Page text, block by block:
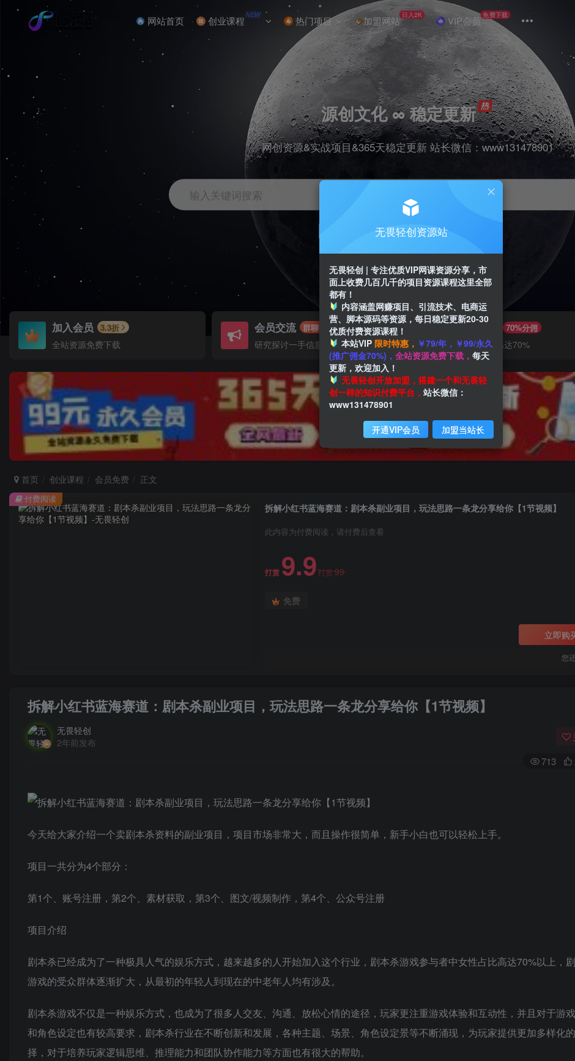
网站首页 创业课程 NEW 热门项目 加盟网站 日入2K VIP会员 免费下载
源创文化 ∞ 稳定更新
网创资源&实战项目&365天稳定更新 站长微信：www131478901
输入关键词搜索
引流 剪辑 短视频
加入会员 3.3折
全站资源免费下载
会员交流 群聊
研究探讨一手信息差
推广赚钱 70%分佣
推广返佣高达70%
首页 创业课程 会员免费 正文
拆解小红书蓝海赛道：剧本杀副业项目，玩法思路一条龙分享给你【1节视频】
此内容为付费阅读，请付费后查看
打赏 9.9打赏99
免费
立即购
您
付费阅读
拆解小红书蓝海赛道：剧本杀副业项目，玩法思路一条龙分享给你【1节视频】
无畏轻创
2年前发布
713
今天给大家介绍一个卖剧本杀资料的副业项目，项目市场非常大，而且操作很简单，新手小白也可以轻松上手。
项目一共分为4个部分：
第1个、账号注册，第2个、素材获取，第3个、图文/视频制作，第4个、公众号注册
项目介绍
剧本杀已经成为了一种极具人气的娱乐方式，越来越多的人开始加入这个行业，剧本杀游戏参与者中女性占比高达70%以上，
游戏的受众群体逐渐扩大，从最初的年轻人到现在的中老年人均有涉及。
剧本杀游戏不仅是一种娱乐方式，也成为了很多人交友、沟通、放松心情的途径，玩家更注重游戏体验和互动性，并且对于游
和角色设定也有较高要求，剧本杀行业在不断创新和发展，各种主题、场景、角色设定景等不断涌现，为玩家提供更加多样化
择，对于培养玩家逻辑思维、推理能力和团队协作能力等方面也有很大的帮助。
无畏轻创资源站
无畏轻创 | 专注优质VIP网课资源分享，市
面上收费几百几千的项目资源课程这里全部
都有！
内容涵盖网赚项目、引流技术、电商运
营、脚本源码等资源，每日稳定更新20-30
优质付费资源课程！
本站VIP 限时特惠， ￥79/年，￥99/永久
(推广佣金70%)， 全站资源免费下载， 每天
更新，欢迎加入！
无畏轻创开放加盟，搭建一个和无畏轻
创一样的知识付费平台， 站长微信：
www131478901
开通VIP会员 加盟当站长